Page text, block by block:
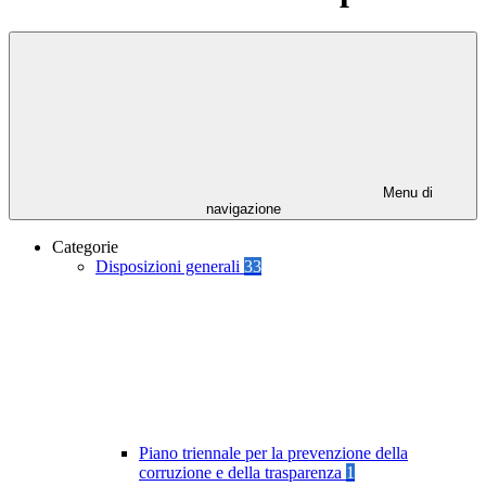
Menu di
navigazione
Categorie
Disposizioni generali 33
Piano triennale per la prevenzione della
corruzione e della trasparenza 1